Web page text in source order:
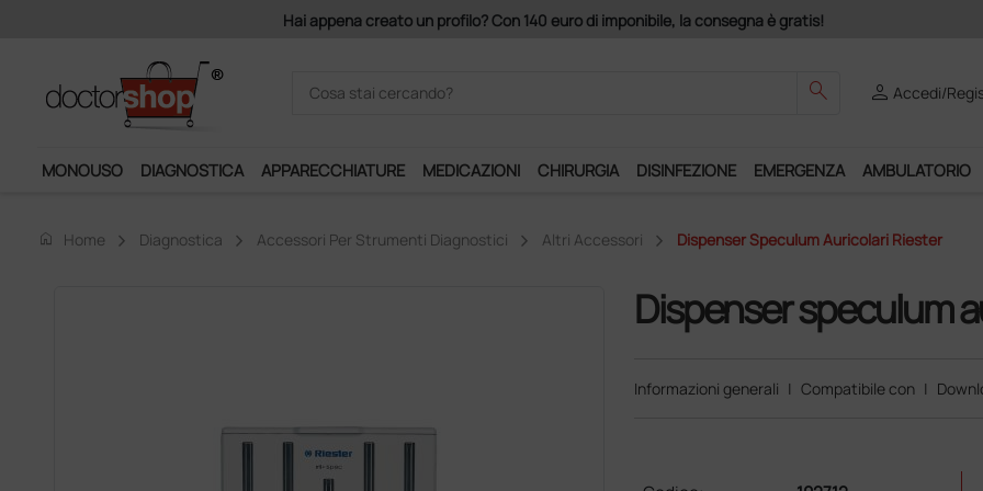
140 euro di imponibile, la consegna è gratis!
search personAccedi/
MONOUSO DIAGNOSTICA APPARECCHIATURE MEDICAZIONI CHIRURGIA DISINFEZIONE EMERGENZA AMBULATORIO
home Home Diagnostica Accessori Per Strumenti Diagnostici Altri Accessori Dispenser Speculum Auricolari Riester
Dispenser speculum
Informazioni generali | Compatibile con |